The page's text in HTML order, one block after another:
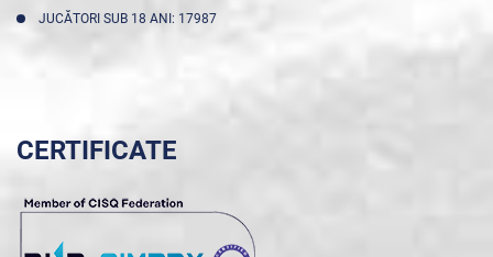
JUCĂTORI SUB 18 ANI: 17987
CERTIFICATE